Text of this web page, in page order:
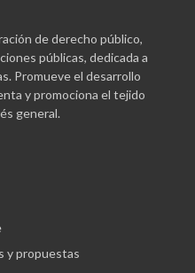
de derecho público,
públicas, dedicada a
Promueve el desarrollo
y promociona el tejido
general.
y propuestas